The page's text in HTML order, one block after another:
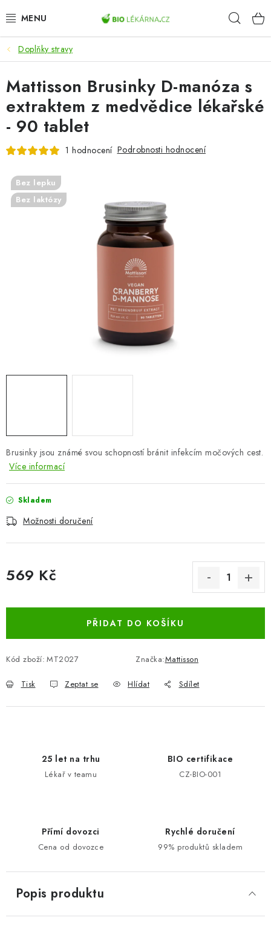
na
AKCE
DOPLŇKY STRAVY
PŘÍRODNÍ KOSMETIKA
SPORT
ZDRAVÉ POTRAVINY
PŘÍSTROJE
ZDRAVOTNÍ OKRUHY
Odborný garant MUDr. Monika Klaudysová
Obchodní podmínky Kontakty
Mapa serveru
Doplňky stravy
Brusinky jsou známé svou schopností bránit infekcím močových cest.
Více informací
Skladem
Možnosti doručení
569 Kč
PŘIDAT DO KOŠÍKU
Kód zboží: MT2027 Značka:Mattisson
Tisk Zeptat se Hlídat Sdílet
Mattisson Brusinky D-manóza s
extraktem z medvědice lékařské
- 90 tablet
1 hodnocení Podrobnosti hodnocení
Bez lepku
Bez laktózy
25 let na trhu
Lékař v teamu
BIO certifikace
CZ-BIO-001
Přímí dovozci
Cena od dovozce
Rychlé doručení
99% produktů skladem
Popis produktu